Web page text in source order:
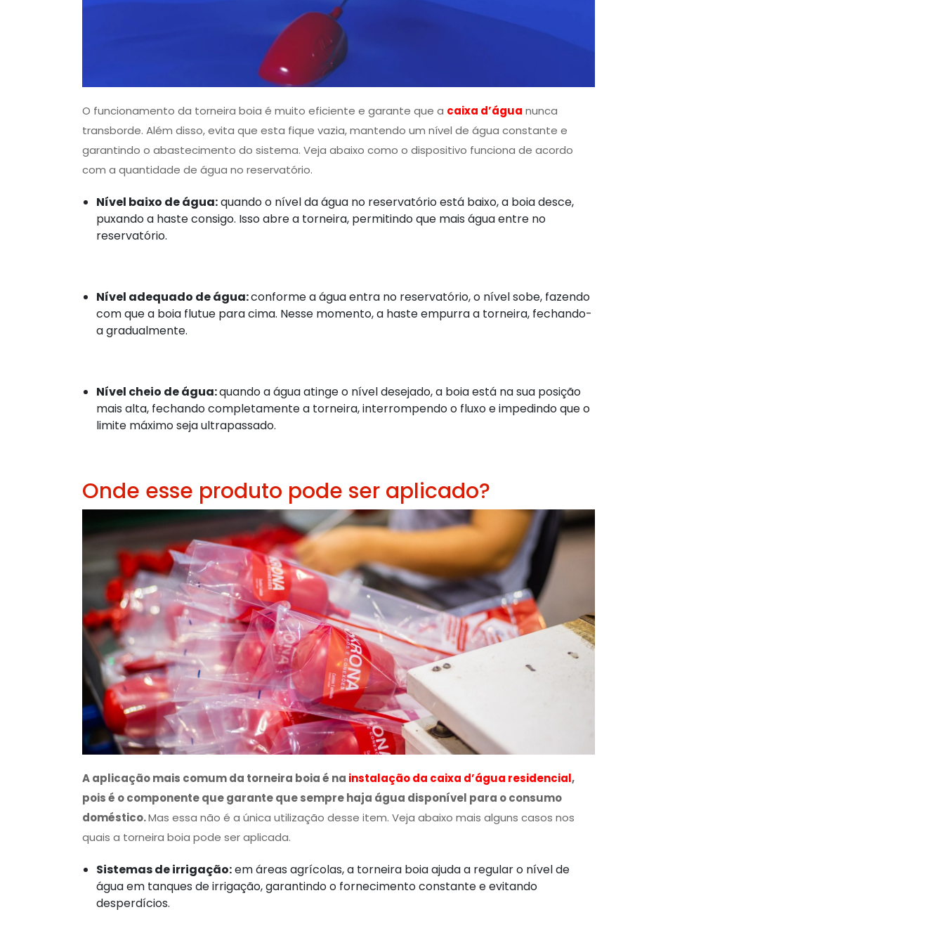
O funcionamento da torneira boia é muito eficiente e garante que a caixa d’água nunca
transborde. Além disso, evita que esta fique vazia, mantendo um nível de água constante e
garantindo o abastecimento do sistema. Veja abaixo como o dispositivo funciona de acordo
com a quantidade de água no reservatório.
Nível baixo de água:quando o nível da água no reservatório está baixo, a boia desce,
puxando a haste consigo. Isso abre a torneira, permitindo que mais água entre no
reservatório.
Nível adequado de água:conforme a água entra no reservatório, o nível sobe, fazendo
com que a boia flutue para cima. Nesse momento, a haste empurra a torneira, fechando-
a gradualmente.
Nível cheio de água:quando a água atinge o nível desejado, a boia está na sua posição
mais alta, fechando completamente a torneira, interrompendo o fluxo e impedindo que o
limite máximo seja ultrapassado.
Onde esse produto pode ser aplicado?
A aplicação mais comum da torneira boia é na instalação da caixa d’água residencial,
pois é o componente que garante que sempre haja água disponível para o consumo
doméstico.Mas essa não é a única utilização desse item. Veja abaixo mais alguns casos nos
quais a torneira boia pode ser aplicada.
Sistemas de irrigação:em áreas agrícolas, a torneira boia ajuda a regular o nível de
água em tanques de irrigação, garantindo o fornecimento constante e evitando
desperdícios.